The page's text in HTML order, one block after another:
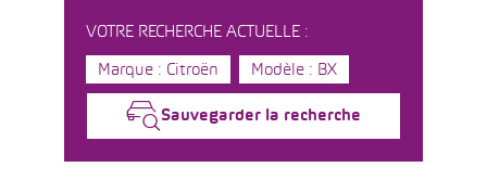
VOTRE RECHERCHE ACTUELLE :
Marque : Citroën Modèle : BX
Sauvegarder la recherche